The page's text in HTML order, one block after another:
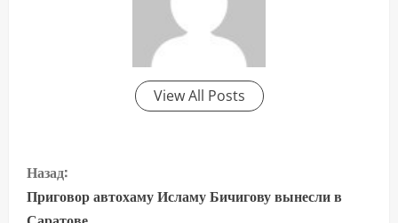
View All Posts
П
р
Назад:
Приговор автохаму Исламу Бичигову вынесли в